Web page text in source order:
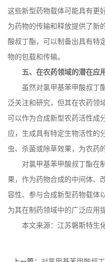
这些新型药物载体可能具有更
为药物的传输和释放提供了新
酸叔丁酯，可以制备出具有特
物的包载和传输。
五、在农药领域的潜在应
虽然对氯甲基苯甲酸叔丁
泛关注和研究，但其在农药领
可以作为合成新型农药活性成
应，生成具有特定生物活性的
虫、杀菌或除草效果，为农药
对氯甲基苯甲酸叔丁酯在
果，作为药物合成的中间体、
容性、参与合成新型药物载体
为其在制药领域中的广泛应用
本文来源：江苏磐斯特生